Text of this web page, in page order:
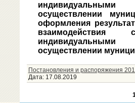
осуществлении
оформления
осуществлении
Постановления и распоряжения
Дата: 17.08.2019